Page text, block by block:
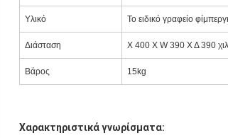
Υλικό Το ειδικό γραφείο
Διάσταση Χ 400 Χ W 390 Χ Δ 390
Βάρος 15kg
Χαρακτηριστικά γνωρίσματα: